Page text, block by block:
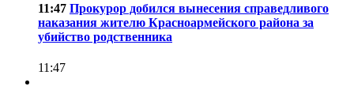
11:47 Прокурор добился вынесения справедливого
наказания жителю Красноармейского района за
убийство родственника
11:47